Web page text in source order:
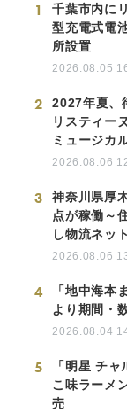
1
千葉市内に
型充電式電
所設置
2026.08.05
2
2027年夏、
リスティー
ミュージカ
2026.08.06
3
神奈川県厚
点が稼働～
し物流ネッ
2026.08.06
4
「地中海本
より期間・
2026.08.04
5
「明星 チ
こ味ラーメ
売